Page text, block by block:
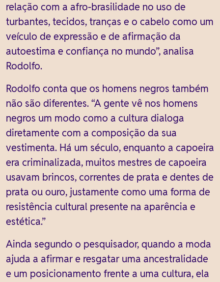
relação com a afro-brasilidade no uso de
turbantes, tecidos, tranças e o cabelo como um
veículo de expressão e de afirmação da
autoestima e confiança no mundo”, analisa
Rodolfo.
Rodolfo conta que os homens negros também
não são diferentes. “A gente vê nos homens
negros um modo como a cultura dialoga
diretamente com a composição da sua
vestimenta. Há um século, enquanto a capoeira
era criminalizada, muitos mestres de capoeira
usavam brincos, correntes de prata e dentes de
prata ou ouro, justamente como uma forma de
resistência cultural presente na aparência e
estética.”
Ainda segundo o pesquisador, quando a moda
ajuda a afirmar e resgatar uma ancestralidade
e um posicionamento frente a uma cultura, ela